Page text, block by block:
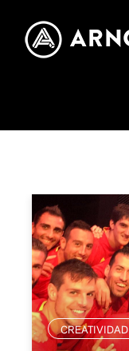
CREATIVIDAD